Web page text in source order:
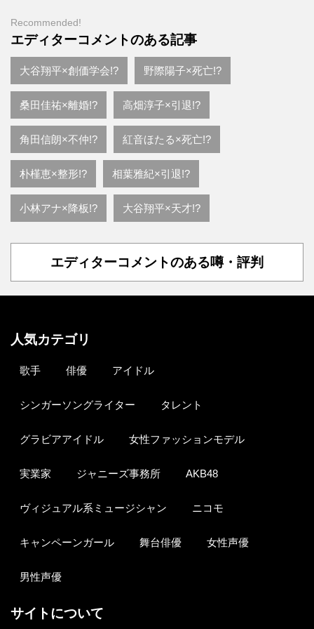
Recommended!
エディターコメントのある記事
大谷翔平×創価学会!? 野際陽子×死亡!?
桑田佳祐×離婚!? 高畑淳子×引退!?
角田信朗×不仲!? 紅音ほたる×死亡!?
朴槿恵×整形!? 相葉雅紀×引退!?
小林アナ×降板!? 大谷翔平×天才!?
エディターコメントのある噂・評判
人気カテゴリ
歌手 俳優 アイドル
シンガーソングライター タレント
グラビアアイドル 女性ファッションモデル
実業家 ジャニーズ事務所 AKB48
ヴィジュアル系ミュージシャン ニコモ
キャンペーンガール 舞台俳優 女性声優
男性声優
サイトについて